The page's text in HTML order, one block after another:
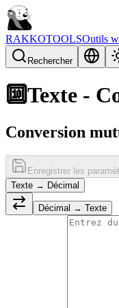
RAKKOTOOLSOutils
Rechercher
🔟Texte -
Conversion
Enregistrer les
Texte → Décimal
Décimal → Texte